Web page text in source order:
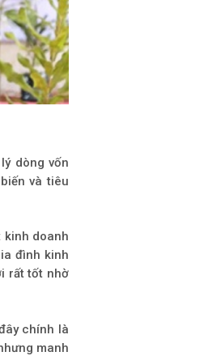
dòng vốn
và tiêu
kinh doanh
đình kinh
rất tốt nhờ
chính là
manh